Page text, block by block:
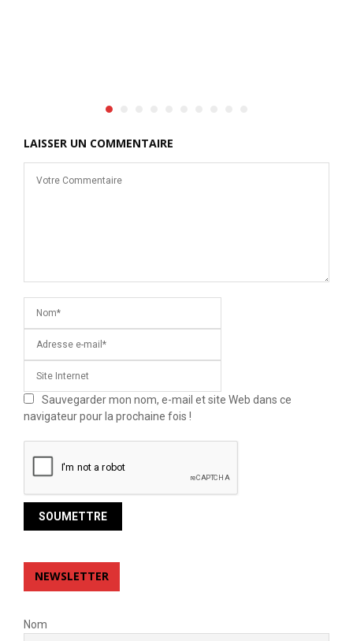
LAISSER UN COMMENTAIRE
Sauvegarder mon nom, e-mail et site Web dans ce
navigateur pour la prochaine fois !
NEWSLETTER
Nom